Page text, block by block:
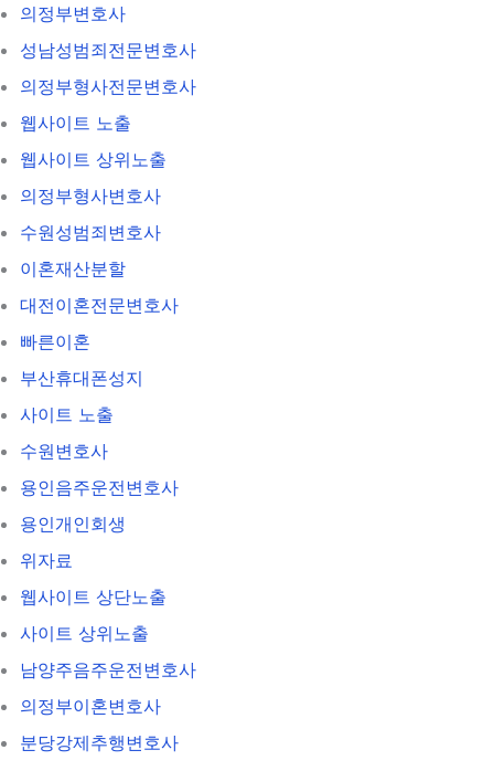
의정부변호사
성남성범죄전문변호사
의정부형사전문변호사
웹사이트 노출
웹사이트 상위노출
의정부형사변호사
수원성범죄변호사
이혼재산분할
대전이혼전문변호사
빠른이혼
부산휴대폰성지
사이트 노출
수원변호사
용인음주운전변호사
용인개인회생
위자료
웹사이트 상단노출
사이트 상위노출
남양주음주운전변호사
의정부이혼변호사
분당강제추행변호사